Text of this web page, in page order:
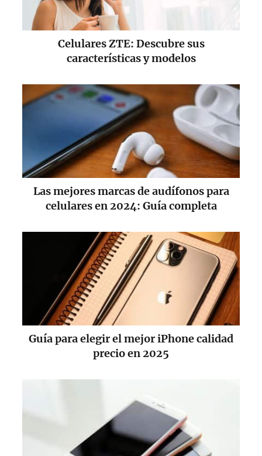
Celulares ZTE: Descubre sus
características y modelos
Las mejores marcas de audífonos para
celulares en 2024: Guía completa
Guía para elegir el mejor iPhone calidad
precio en 2025